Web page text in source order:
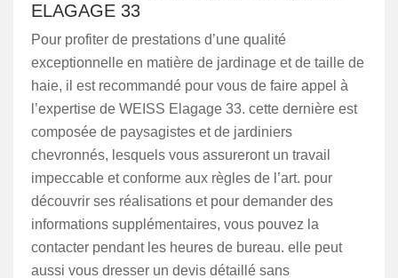
ELAGAGE 33
Pour profiter de prestations d’une qualité
exceptionnelle en matière de jardinage et de taille de
haie, il est recommandé pour vous de faire appel à
l’expertise de WEISS Elagage 33. cette dernière est
composée de paysagistes et de jardiniers
chevronnés, lesquels vous assureront un travail
impeccable et conforme aux règles de l’art. pour
découvrir ses réalisations et pour demander des
informations supplémentaires, vous pouvez la
contacter pendant les heures de bureau. elle peut
aussi vous dresser un devis détaillé sans